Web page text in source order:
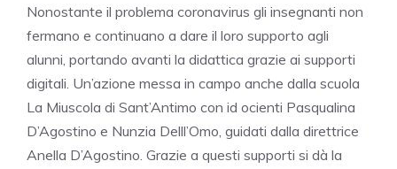
Nonostante il problema coronavirus gli insegnanti non
fermano e continuano a dare il loro supporto agli
alunni, portando avanti la didattica grazie ai supporti
digitali. Un’azione messa in campo anche dalla scuola
La Miuscola di Sant’Antimo con id ocienti Pasqualina
D’Agostino e Nunzia Delll’Omo, guidati dalla direttrice
Anella D’Agostino. Grazie a questi supporti si dà la